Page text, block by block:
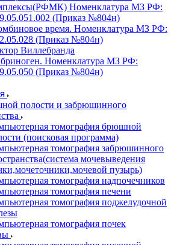
Номенклатура МЗ РФ:
(Приказ №804н)
время. Номенклатура МЗ РФ:
(Приказ №804н)
Виллебранда
Номенклатура МЗ РФ:
(Приказ №804н)
полости и забрюшинного
томография брюшной
(поисковая программа)
томография забрюшинного
мочевыведения
пузырь)
томография надпочечников
томография печени
томография поджелудочной
томография почек